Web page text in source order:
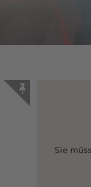
Sie